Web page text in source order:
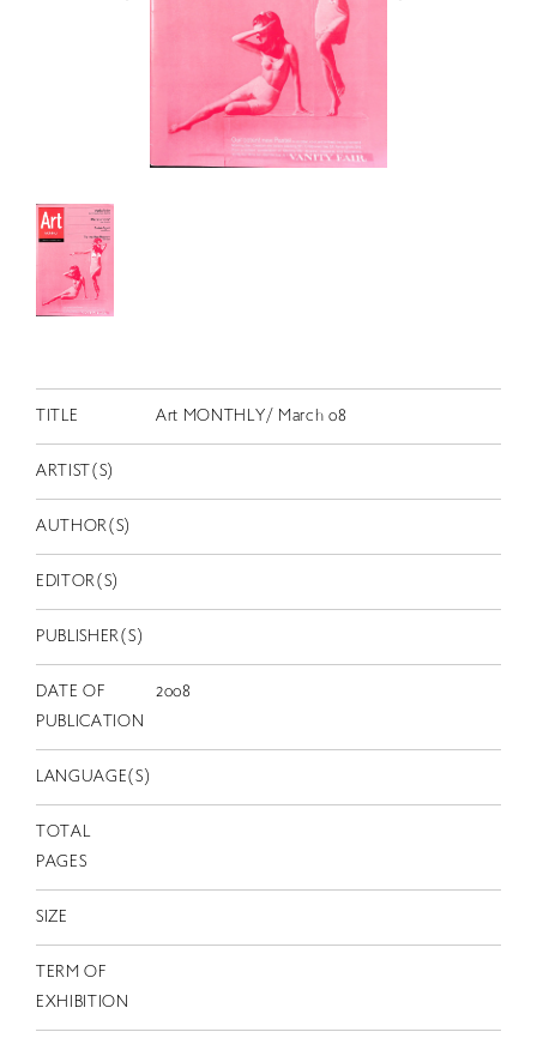
出版物
動画
スカラシップ受賞者
CONTACT
TITLE Art MONTHLY/ March 08
ARTIST(S)
AUTHOR(S)
EDITOR(S)
PUBLISHER(S)
DATE OF
PUBLICATION
2008
LANGUAGE(S)
TOTAL
PAGES
SIZE
TERM OF
EXHIBITION